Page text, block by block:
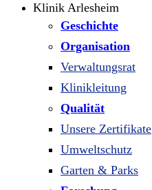
Klinik Arlesheim
Geschichte
Organisation
Verwaltungsrat
Klinikleitung
Qualität
Unsere Zertifikate
Umweltschutz
Garten & Parks